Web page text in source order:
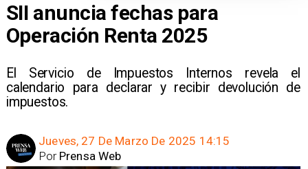
SII anuncia fechas para
Operación Renta 2025
El Servicio de Impuestos Internos revela el
calendario para declarar y recibir devolución de
impuestos.
Jueves, 27 De Marzo De 2025 14:15
Prensa Web
Por